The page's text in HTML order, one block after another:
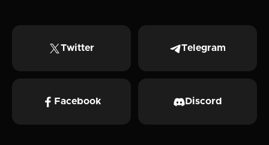
Twitter Telegram
Facebook Discord